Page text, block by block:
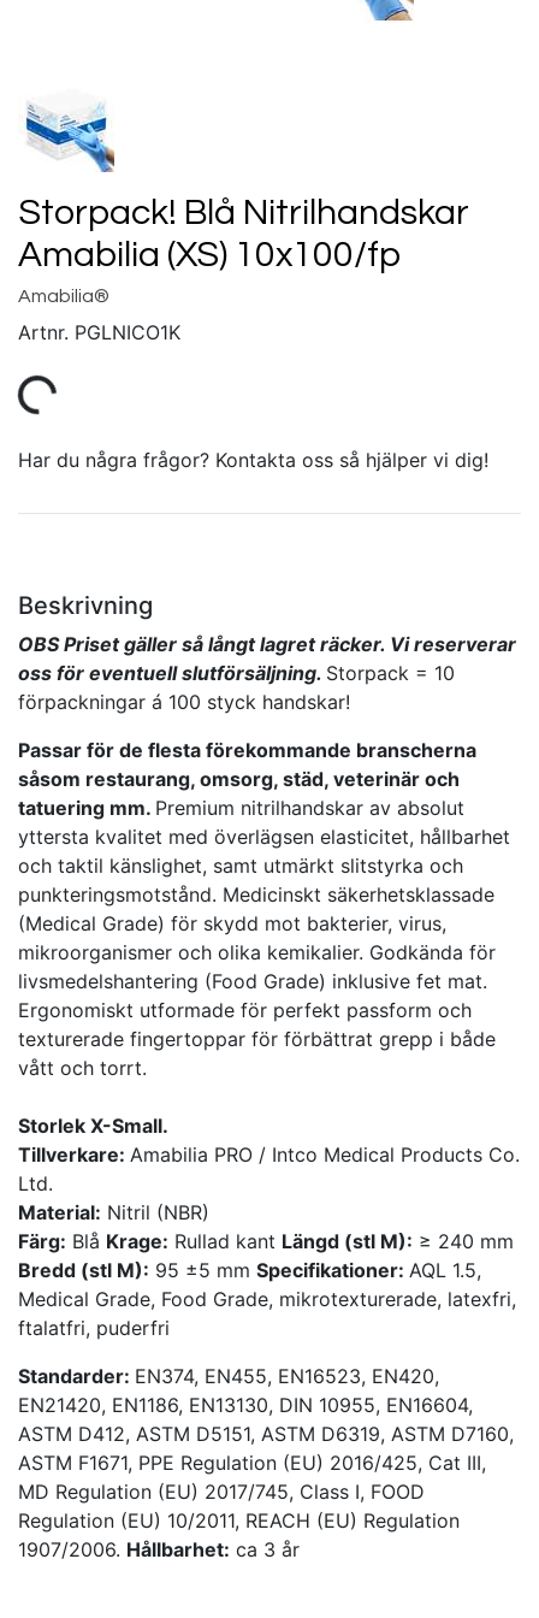
Storpack! Blå Nitrilhandskar
Amabilia (XS) 10x100/fp
Amabilia®
Artnr. PGLNICO1K
Har du några frågor? Kontakta oss så hjälper vi dig!
Beskrivning
OBS Priset gäller så långt lagret räcker. Vi reserverar
oss för eventuell slutförsäljning. Storpack = 10
förpackningar á 100 styck handskar!
Passar för de flesta förekommande branscherna
såsom restaurang, omsorg, städ, veterinär och
tatuering mm. Premium nitrilhandskar av absolut
yttersta kvalitet med överlägsen elasticitet, hållbarhet
och taktil känslighet, samt utmärkt slitstyrka och
punkteringsmotstånd. Medicinskt säkerhetsklassade
(Medical Grade) för skydd mot bakterier, virus,
mikroorganismer och olika kemikalier. Godkända för
livsmedelshantering (Food Grade) inklusive fet mat.
Ergonomiskt utformade för perfekt passform och
texturerade fingertoppar för förbättrat grepp i både
vått och torrt.
Storlek X-Small.
Tillverkare: Amabilia PRO / Intco Medical Products Co.
Ltd.
Material: Nitril (NBR)
Färg: Blå Krage: Rullad kant Längd (stl M): ≥ 240 mm
Bredd (stl M): 95 ±5 mm Specifikationer: AQL 1.5,
Medical Grade, Food Grade, mikrotexturerade, latexfri,
ftalatfri, puderfri
Standarder: EN374, EN455, EN16523, EN420,
EN21420, EN1186, EN13130, DIN 10955, EN16604,
ASTM D412, ASTM D5151, ASTM D6319, ASTM D7160,
ASTM F1671, PPE Regulation (EU) 2016/425, Cat III,
MD Regulation (EU) 2017/745, Class I, FOOD
Regulation (EU) 10/2011, REACH (EU) Regulation
1907/2006. Hållbarhet: ca 3 år